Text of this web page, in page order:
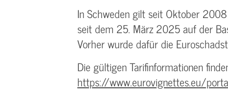
In Schweden gilt seit Oktober
seit dem 25. März 2025 auf der
Vorher wurde dafür die
Die gültigen Tarifinformationen
https://www.eurovignettes.eu/